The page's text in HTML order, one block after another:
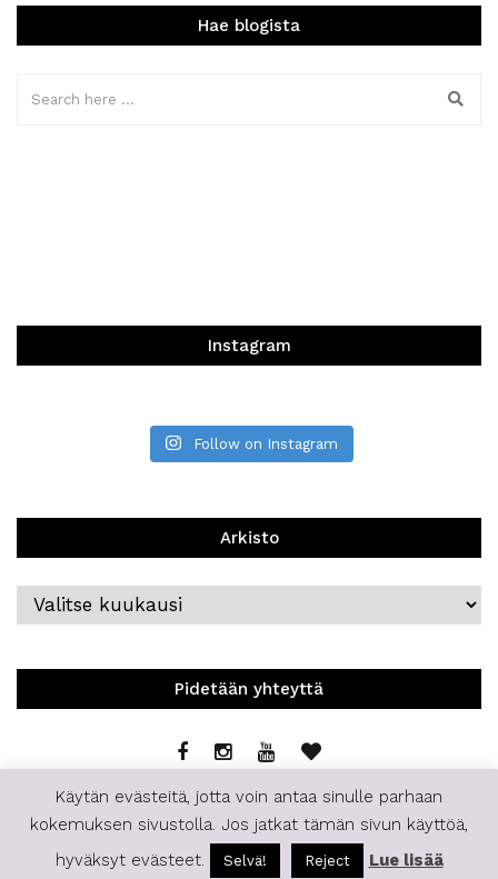
Hae blogista
Instagram
Follow on Instagram
Arkisto
Arkisto
Pidetään yhteyttä
© 2019 | Staffilife | All Rights Reserved.
Käytän evästeitä, jotta voin antaa sinulle parhaan
kokemuksen sivustolla. Jos jatkat tämän sivun käyttöä,
hyväksyt evästeet.
Selvä! Reject Lue lisää